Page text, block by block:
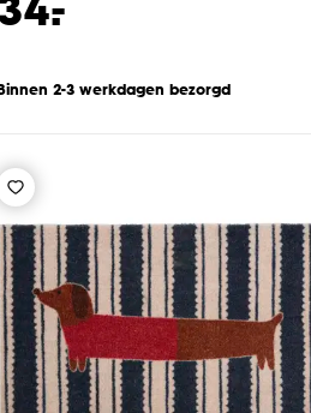
2-3 werkdagen bezorgd